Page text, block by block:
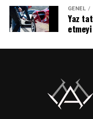
GENEL
Yaz